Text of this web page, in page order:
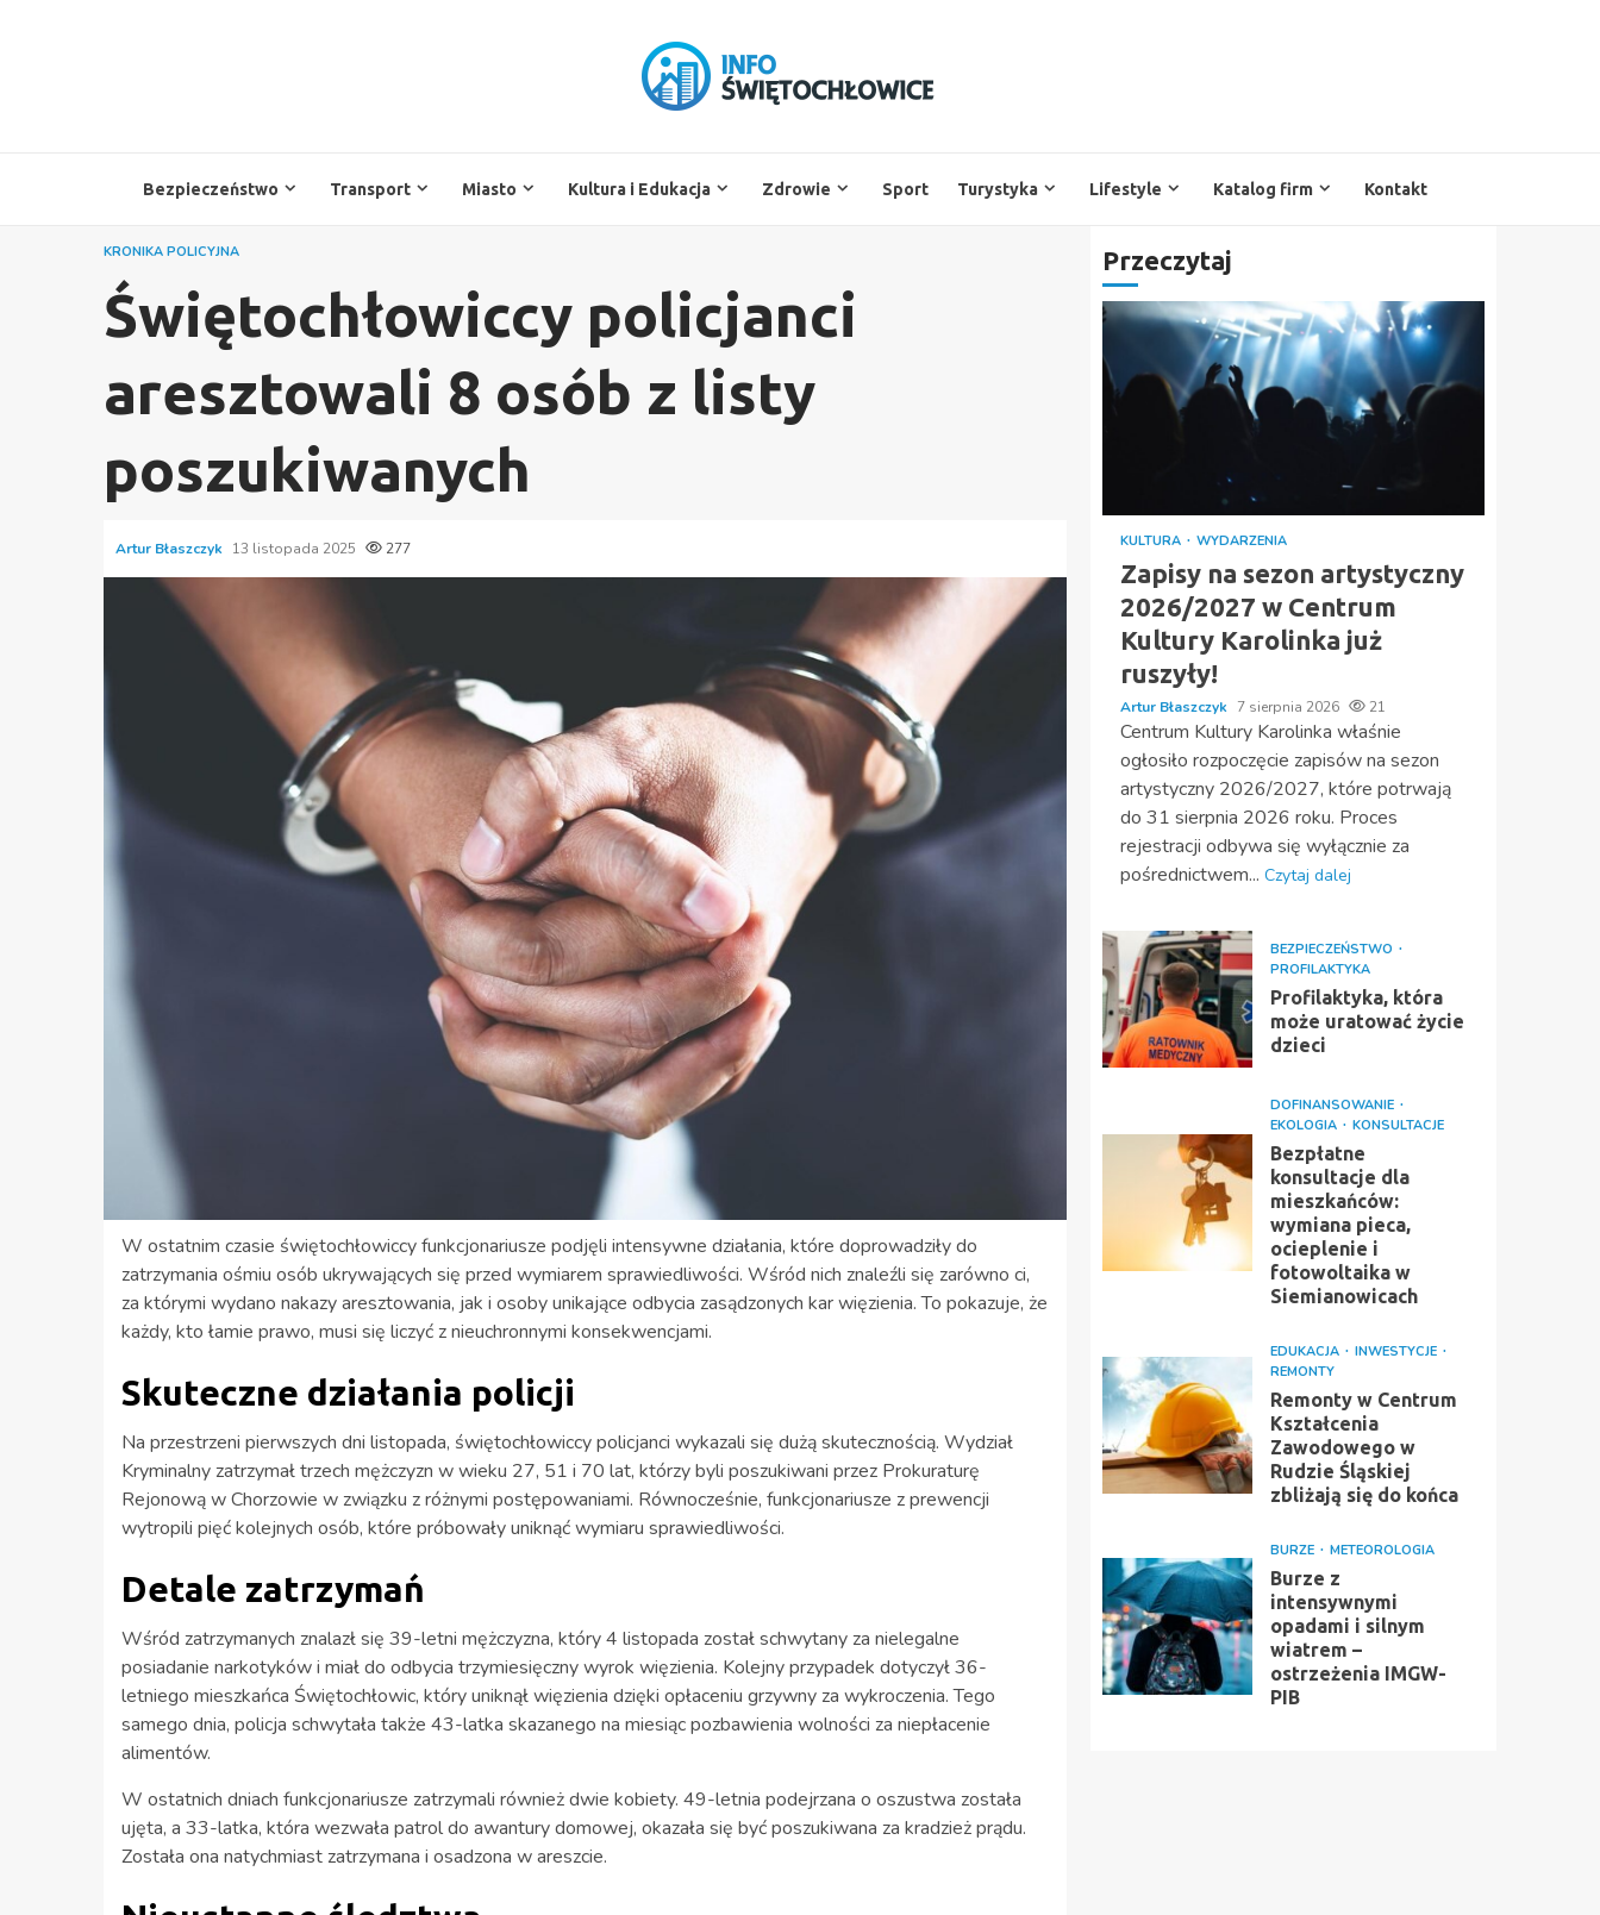
Bezpieczeństwo Transport Miasto Kultura i Edukacja Zdrowie Sport Turystyka Lifestyle Katalog firm Kontakt
KRONIKA POLICYJNA
Świętochłowiccy policjanci
aresztowali 8 osób z listy
poszukiwanych
Artur Błaszczyk 13 listopada 2025 277
W ostatnim czasie świętochłowiccy funkcjonariusze podjęli intensywne działania, które doprowadziły do
zatrzymania ośmiu osób ukrywających się przed wymiarem sprawiedliwości. Wśród nich znaleźli się zarówno ci,
za którymi wydano nakazy aresztowania, jak i osoby unikające odbycia zasądzonych kar więzienia. To pokazuje, że
każdy, kto łamie prawo, musi się liczyć z nieuchronnymi konsekwencjami.
Skuteczne działania policji
Na przestrzeni pierwszych dni listopada, świętochłowiccy policjanci wykazali się dużą skutecznością. Wydział
Kryminalny zatrzymał trzech mężczyzn w wieku 27, 51 i 70 lat, którzy byli poszukiwani przez Prokuraturę
Rejonową w Chorzowie w związku z różnymi postępowaniami. Równocześnie, funkcjonariusze z prewencji
wytropili pięć kolejnych osób, które próbowały uniknąć wymiaru sprawiedliwości.
Detale zatrzymań
Wśród zatrzymanych znalazł się 39-letni mężczyzna, który 4 listopada został schwytany za nielegalne
posiadanie narkotyków i miał do odbycia trzymiesięczny wyrok więzienia. Kolejny przypadek dotyczył 36-
letniego mieszkańca Świętochłowic, który uniknął więzienia dzięki opłaceniu grzywny za wykroczenia. Tego
samego dnia, policja schwytała także 43-latka skazanego na miesiąc pozbawienia wolności za niepłacenie
alimentów.
W ostatnich dniach funkcjonariusze zatrzymali również dwie kobiety. 49-letnia podejrzana o oszustwa została
ujęta, a 33-latka, która wezwała patrol do awantury domowej, okazała się być poszukiwana za kradzież prądu.
Została ona natychmiast zatrzymana i osadzona w areszcie.
Przeczytaj
KULTURA WYDARZENIA
Zapisy na sezon artystyczny
2026/2027 w Centrum
Kultury Karolinka już
ruszyły!
Artur Błaszczyk 7 sierpnia 2026 21
Centrum Kultury Karolinka właśnie
ogłosiło rozpoczęcie zapisów na sezon
artystyczny 2026/2027, które potrwają
do 31 sierpnia 2026 roku. Proces
rejestracji odbywa się wyłącznie za
pośrednictwem... Czytaj dalej
BEZPIECZEŃSTWO
PROFILAKTYKA
Profilaktyka, która
może uratować życie
dzieci
DOFINANSOWANIE
EKOLOGIA
KONSULTACJE
Bezpłatne
konsultacje dla
mieszkańców:
wymiana pieca,
ocieplenie i
fotowoltaika w
Siemianowicach
EDUKACJA
INWESTYCJE
REMONTY
Remonty w Centrum
Kształcenia
Zawodowego w
Rudzie Śląskiej
zbliżają się do końca
BURZE METEOROLOGIA
Burze z
intensywnymi
opadami i silnym
wiatrem –
ostrzeżenia IMGW-
PIB